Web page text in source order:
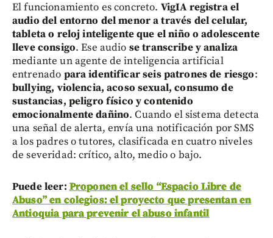
El funcionamiento es concreto. VigIA registra el
audio del entorno del menor a través del celular,
tableta o reloj inteligente que el niño o adolescente
lleve consigo. Ese audio se transcribe y analiza
mediante un agente de inteligencia artificial
entrenado para identificar seis patrones de riesgo:
bullying, violencia, acoso sexual, consumo de
sustancias, peligro físico y contenido
emocionalmente dañino. Cuando el sistema detecta
una señal de alerta, envía una notificación por SMS
a los padres o tutores, clasificada en cuatro niveles
de severidad: crítico, alto, medio o bajo.
Puede leer:Proponen el sello “Espacio Libre de
Abuso” en colegios: el proyecto que presentan en
Antioquia para prevenir el abuso infantil